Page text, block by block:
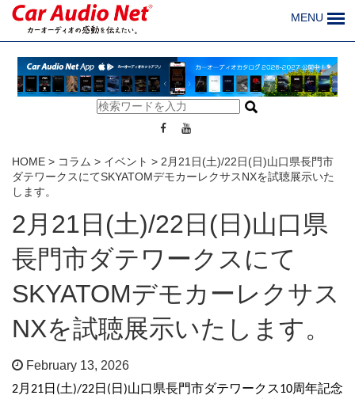
MENU
HOME > コラム > イベント > 2月21日(土)/22日(日)山口県長門市
ダテワークスにてSKYATOMデモカーレクサスNXを試聴展示いた
します。
2月21日(土)/22日(日)山口県
長門市ダテワークスにて
SKYATOMデモカーレクサス
NXを試聴展示いたします。
February 13, 2026
2月21日(土)/22日(日)山口県長門市ダテワークス10周年記念